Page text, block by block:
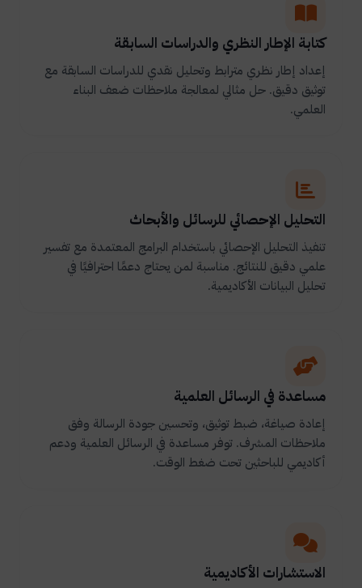
كتابة الإطار النظري والدراسات السابقة
إعداد إطار نظري مترابط وتحليل نقدي للدراسات السابقة مع
توثيق دقيق. حل مثالي لمعالجة ملاحظات ضعف البناء
العلمي.
التحليل الإحصائي للرسائل والأبحاث
تنفيذ التحليل الإحصائي باستخدام البرامج المعتمدة مع تفسير
علمي دقيق للنتائج. مناسبة لمن يحتاج دعمًا احترافيًا في
تحليل البيانات الأكاديمية.
مساعدة في الرسائل العلمية
إعادة صياغة، ضبط توثيق، وتحسين جودة الرسالة وفق
ملاحظات المشرف. توفر مساعدة في الرسائل العلمية ودعم
أكاديمي للباحثين تحت ضغط الوقت.
الاستشارات الأكاديمية